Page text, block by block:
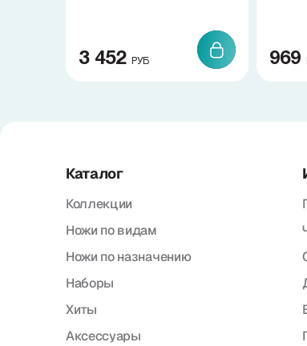
3 452 РУБ 969
Каталог
Коллекции
Ножи по видам
Ножи по назначению
Наборы
Хиты
Аксессуары